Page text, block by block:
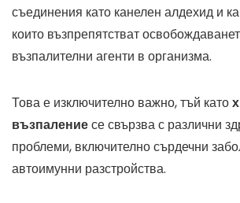
съединения като канелен алдехид и
които възпрепятстват
възпалителни агенти в организма.
Това е изключително важно, тъй като
възпалениесе свързва с различни
проблеми, включително сърдечни
автоимунни разстройства.